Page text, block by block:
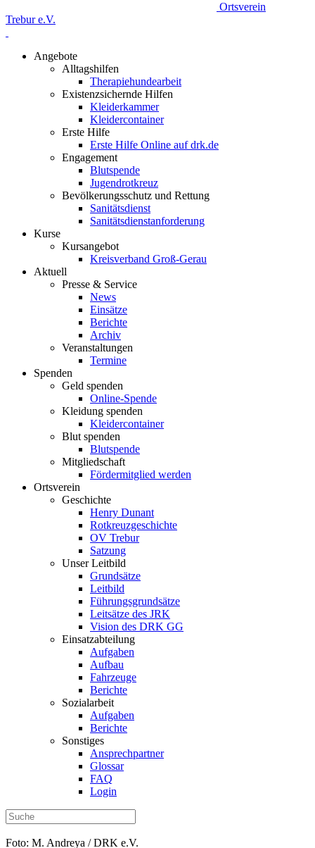
Ortsverein
Trebur e.V.
Angebote
Alltagshilfen
Therapiehundearbeit
Existenzsichernde Hilfen
Kleiderkammer
Kleidercontainer
Erste Hilfe
Erste Hilfe Online auf drk.de
Engagement
Blutspende
Jugendrotkreuz
Bevölkerungsschutz und Rettung
Sanitätsdienst
Sanitätsdienstanforderung
Kurse
Kursangebot
Kreisverband Groß-Gerau
Aktuell
Presse & Service
News
Einsätze
Berichte
Archiv
Veranstaltungen
Termine
Spenden
Geld spenden
Online-Spende
Kleidung spenden
Kleidercontainer
Blut spenden
Blutspende
Mitgliedschaft
Fördermitglied werden
Ortsverein
Geschichte
Henry Dunant
Rotkreuzgeschichte
OV Trebur
Satzung
Unser Leitbild
Grundsätze
Leitbild
Führungsgrundsätze
Leitsätze des JRK
Vision des DRK GG
Einsatzabteilung
Aufgaben
Aufbau
Fahrzeuge
Berichte
Sozialarbeit
Aufgaben
Berichte
Sonstiges
Ansprechpartner
Glossar
FAQ
Login
Foto: M. Andreya / DRK e.V.